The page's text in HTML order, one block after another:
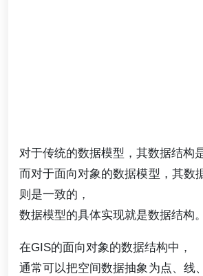
对于传统的数据模型，其数据结构
而对于面向对象的数据模型，其数
则是一致的，
数据模型的具体实现就是数据结构。
在GIS的面向对象的数据结构中，
通常可以把空间数据抽象为点、线